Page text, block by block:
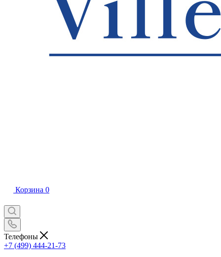
Корзина 0
Телефоны
+7 (499) 444-21-73